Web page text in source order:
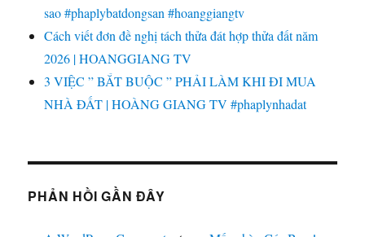
sao #phaplybatdongsan #hoanggiangtv
Cách viết đơn đề nghị tách thửa đát hợp thửa đất năm
2026 | HOANGGIANG TV
3 VIỆC ” BẮT BUỘC ” PHẢI LÀM KHI ĐI MUA
NHÀ ĐẤT | HOÀNG GIANG TV #phaplynhadat
PHẢN HỒI GẦN ĐÂY